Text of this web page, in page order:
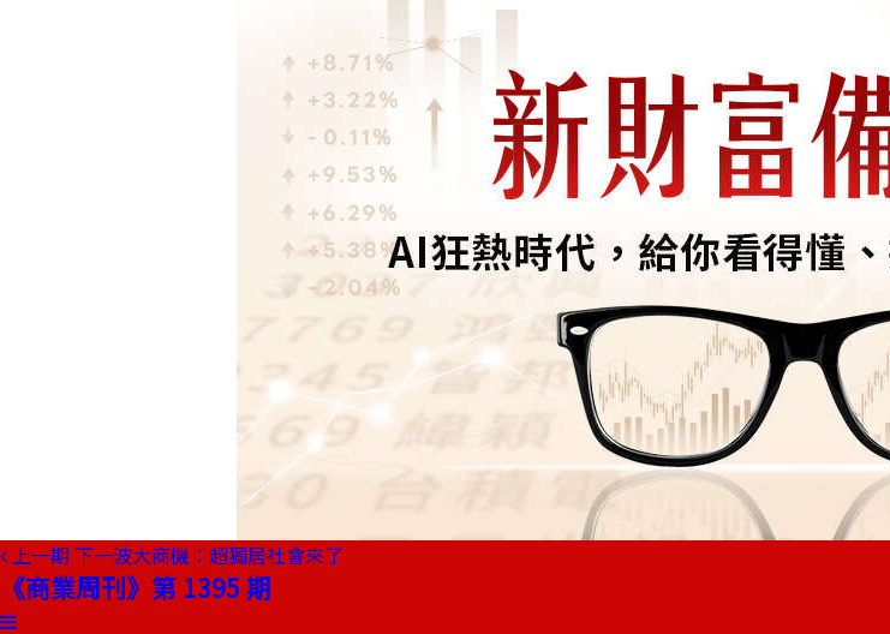
上一期 下一波大商機：超獨居社會來了
《商業周刊》第 1395 期